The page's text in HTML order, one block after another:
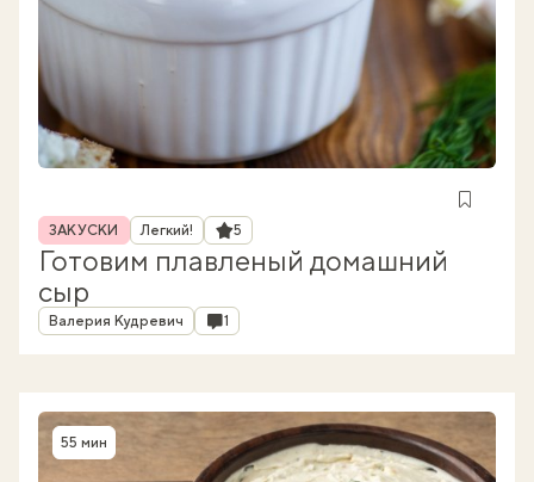
Рубрика
ЗАКУСКИ Легкий! Рейтинг
5
Готовим плавленый домашний
сыр
Автор
Валерия Кудревич Комментарии
1
Время приготовления
55 мин